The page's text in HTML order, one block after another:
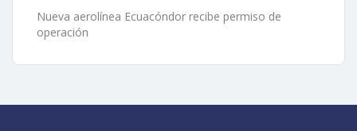
Nueva aerolínea Ecuacóndor recibe permiso de
operación